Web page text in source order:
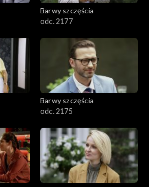
Barwy szczęścia
odc. 2177
Barwy szczęścia
odc. 2175